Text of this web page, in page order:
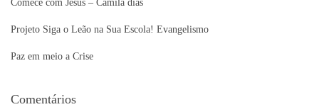
Comece com Jesus – Camila dias
Projeto Siga o Leão na Sua Escola! Evangelismo
Paz em meio a Crise
Comentários